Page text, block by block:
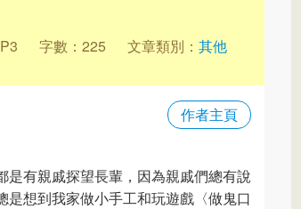
字數：225 文章類別： 其他
作者主頁
有親戚探望長輩，因為親戚們總有說
想到我家做小手工和玩遊戲〈做鬼口